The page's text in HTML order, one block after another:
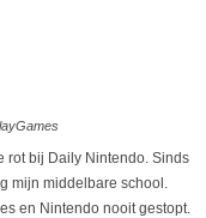
rot bij Daily Nintendo. Sinds
mijn middelbare school.
en Nintendo nooit gestopt.